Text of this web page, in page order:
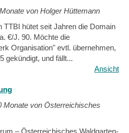
von Holger Hüttemann
TTBI hütet seit Jahren die Domain
€/J. 90. Möchte die
Organisation" evtl. übernehmen,
gekündigt, und fällt...
Ansicht
Monate von Österreichisches
– Österreichisches Waldgarten-